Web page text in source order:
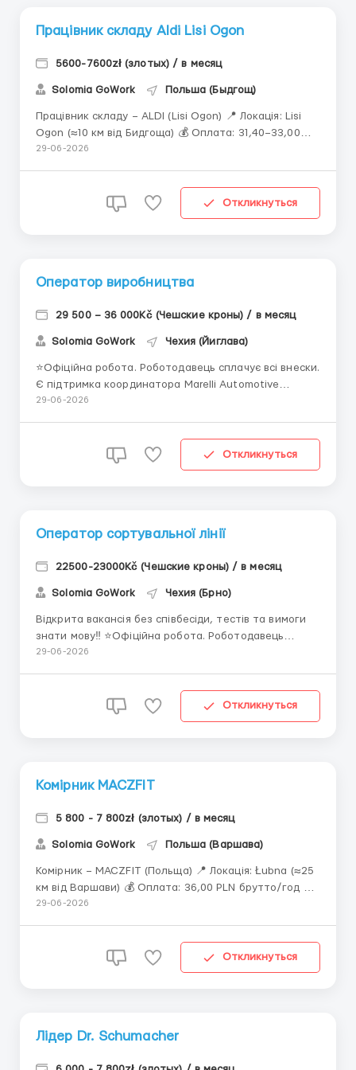
Працівник складу Aldi Lisi Ogon
5600-7600zł (злотых) / в месяц
Solomia GoWork Польша (Быдгощ)
Працівник складу – ALDI (Lisi Ogon) 📍 Локація: Lisi
Ogon (≈10 км від Бидгоща) 💰 Оплата: 31,40–33,00
PLN брутто/год Комплектація (без навантажувача):
Вилковий / еле...
29-06-2026
Откликнуться
Оператор виробництва
29 500 – 36 000Kč (Чешские кроны) / в месяц
Solomia GoWork Чехия (Йиглава)
⭐️Офіційна робота. Роботодавець сплачує всі внески.
Є підтримка координатора Marelli Automotive
Lighting — це велике міжнародне виробниче
брендів. Компанія має стабільне виробництво,
29-06-2026
Откликнуться
Оператор сортувальної лінії
22500-23000Kč (Чешские кроны) / в месяц
Solomia GoWork Чехия (Брно)
Відкрита вакансія без співбесіди, тестів та вимоги
знати мову‼️ ⭐️Офіційна робота. Роботодавець
сплачує всі внески. Є підтримка координатора FLEX
та світлотехнічних рішень. Компанія...
29-06-2026
Откликнуться
Комірник MACZFIT
5 800 - 7 800zł (злотых) / в месяц
Solomia GoWork Польша (Варшава)
Комірник – MACZFIT (Польща) 📍 Локація: Łubna (≈25
км від Варшави) 💰 Оплата: 36,00 PLN брутто/год ➡️
Нетто: 29,07 zł — до доходу 30 000 zł брутто/рік +
29-06-2026
Откликнуться
Лідер Dr. Schumacher